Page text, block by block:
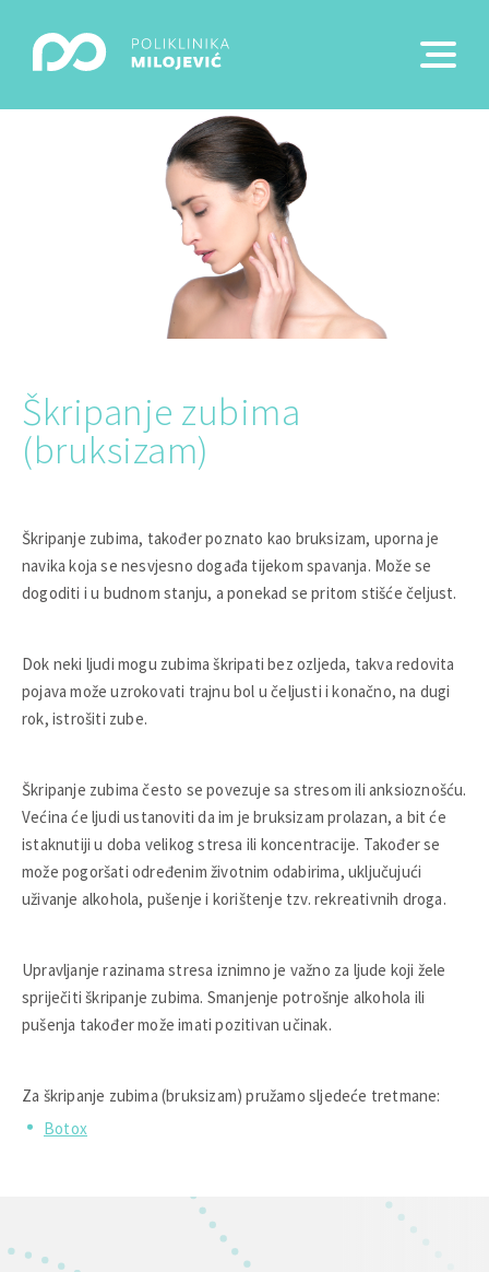
Škripanje zubima
(bruksizam)
Škripanje zubima, također poznato kao bruksizam, uporna je
navika koja se nesvjesno događa tijekom spavanja. Može se
dogoditi i u budnom stanju, a ponekad se pritom stišće čeljust.
Dok neki ljudi mogu zubima škripati bez ozljeda, takva redovita
pojava može uzrokovati trajnu bol u čeljusti i konačno, na dugi
rok, istrošiti zube.
Škripanje zubima često se povezuje sa stresom ili anksioznošću.
Većina će ljudi ustanoviti da im je bruksizam prolazan, a bit će
istaknutiji u doba velikog stresa ili koncentracije. Također se
može pogoršati određenim životnim odabirima, uključujući
uživanje alkohola, pušenje i korištenje tzv. rekreativnih droga.
Upravljanje razinama stresa iznimno je važno za ljude koji žele
spriječiti škripanje zubima. Smanjenje potrošnje alkohola ili
pušenja također može imati pozitivan učinak.
Za škripanje zubima (bruksizam) pružamo sljedeće tretmane:
Botox